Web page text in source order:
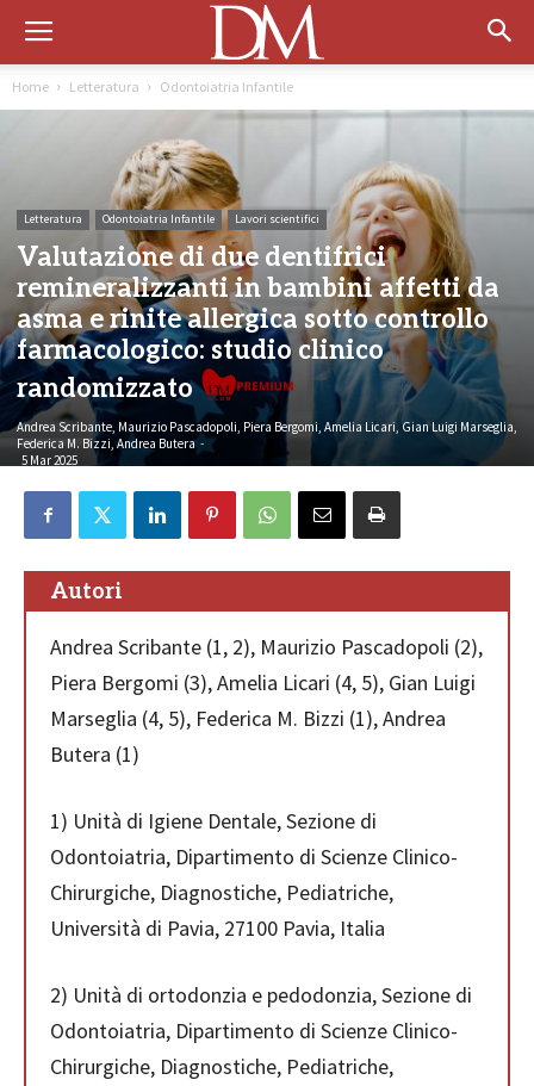
Home Letteratura Odontoiatria Infantile
Letteratura Odontoiatria Infantile Lavori scientifici
Valutazione di due dentifrici
remineralizzanti in bambini affetti da
asma e rinite allergica sotto controllo
farmacologico: studio clinico
randomizzato
Andrea Scribante, Maurizio Pascadopoli, Piera Bergomi, Amelia Licari, Gian Luigi Marseglia,
Federica M. Bizzi, Andrea Butera-
5 Mar 2025
Autori
Andrea Scribante (1, 2), Maurizio Pascadopoli (2),
Piera Bergomi (3), Amelia Licari (4, 5), Gian Luigi
Marseglia (4, 5), Federica M. Bizzi (1), Andrea
Butera (1)
1) Unità di Igiene Dentale, Sezione di
Odontoiatria, Dipartimento di Scienze Clinico-
Chirurgiche, Diagnostiche, Pediatriche,
Università di Pavia, 27100 Pavia, Italia
2) Unità di ortodonzia e pedodonzia, Sezione di
Odontoiatria, Dipartimento di Scienze Clinico-
Chirurgiche, Diagnostiche, Pediatriche,